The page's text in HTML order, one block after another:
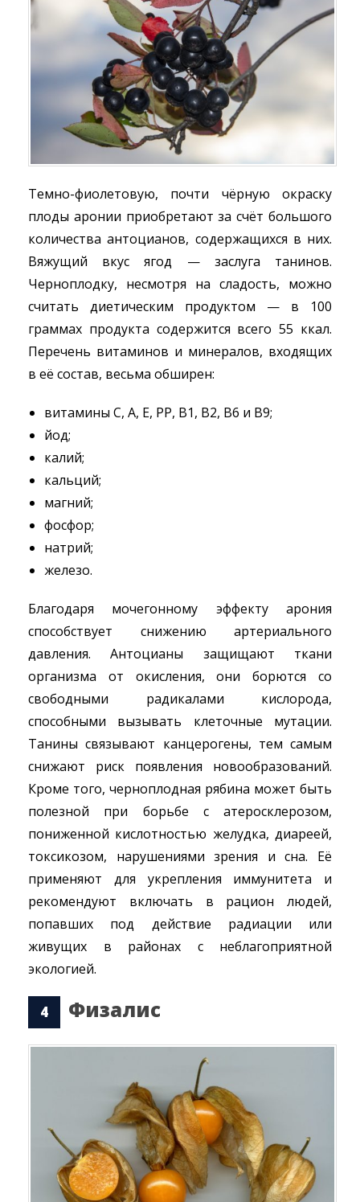
Темно-фиолетовую, почти чёрную окраску
плоды аронии приобретают за счёт большого
количества антоцианов, содержащихся в них.
Вяжущий вкус ягод — заслуга танинов.
Черноплодку, несмотря на сладость, можно
считать диетическим продуктом — в 100
граммах продукта содержится всего 55 ккал.
Перечень витаминов и минералов, входящих
в её состав, весьма обширен:
витамины С, А, Е, РР, В1, В2, В6 и В9;
йод;
калий;
кальций;
магний;
фосфор;
натрий;
железо.
Благодаря мочегонному эффекту арония
способствует снижению артериального
давления. Антоцианы защищают ткани
организма от окисления, они борются со
свободными радикалами кислорода,
способными вызывать клеточные мутации.
Танины связывают канцерогены, тем самым
снижают риск появления новообразований.
Кроме того, черноплодная рябина может быть
полезной при борьбе с атеросклерозом,
пониженной кислотностью желудка, диареей,
токсикозом, нарушениями зрения и сна. Её
применяют для укрепления иммунитета и
рекомендуют включать в рацион людей,
попавших под действие радиации или
живущих в районах с неблагоприятной
экологией.
Физалис